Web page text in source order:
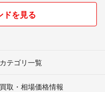
ドを見る
カテゴリ一覧
買取・相場価格情報